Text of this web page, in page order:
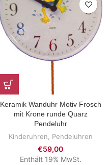
Keramik Wanduhr Motiv Frosch
mit Krone runde Quarz
Pendeluhr
Kinderuhren
Pendeluhren
€59,00
Enthält 19% MwSt.